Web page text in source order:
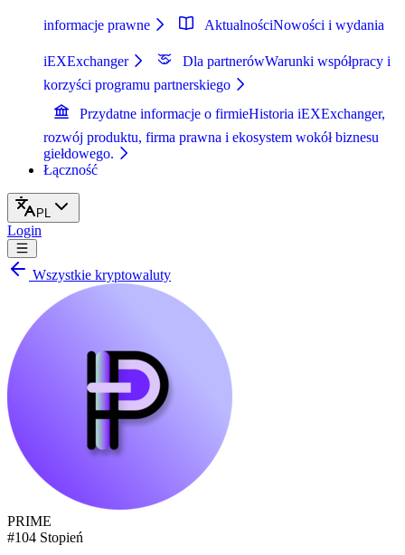
informacje prawne AktualnościNowości i wydania
iEXExchanger Dla partnerówWarunki współpracy i
korzyści programu partnerskiego
Przydatne informacje o firmieHistoria iEXExchanger,
rozwój produktu, firma prawna i ekosystem wokół biznesu
giełdowego.
Łączność
PL
Login
Wszystkie kryptowaluty
PRIME
#104 Stopień